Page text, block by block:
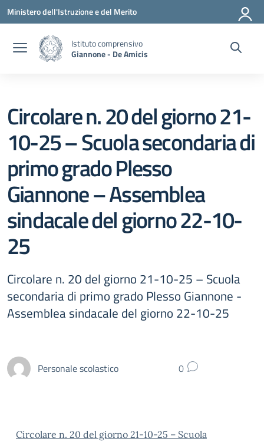
Vai ai contenuti
Vai al menu di navigazione
Vai al footer
Ministero dell'Istruzione e del Merito
Istituto comprensivo
Giannone - De Amicis
Circolare n. 20 del giorno 21-
10-25 – Scuola secondaria di
primo grado Plesso
Giannone – Assemblea
sindacale del giorno 22-10-
25
Circolare n. 20 del giorno 21-10-25 – Scuola
secondaria di primo grado Plesso Giannone -
Assemblea sindacale del giorno 22-10-25
Personale scolastico 0
Circolare n. 20 del giorno 21-10-25 – Scuola